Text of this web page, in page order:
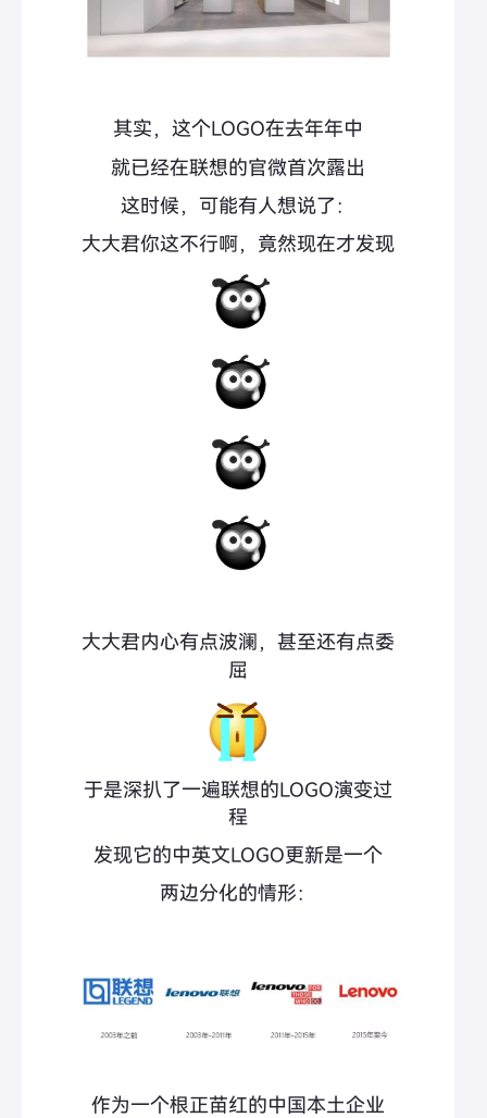
其实，这个LOGO在去年年中
就已经在联想的官微首次露出
这时候，可能有人想说了：
大大君你这不行啊，竟然现在才发现
大大君内心有点波澜，甚至还有点委
屈
于是深扒了一遍联想的LOGO演变过
程
发现它的中英文LOGO更新是一个
两边分化的情形：
作为一个根正苗红的中国本土企业